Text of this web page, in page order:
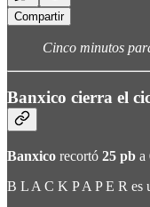
Compartir
Cinco minutos
Banxico cierra el
Banxico recortó 25 pb a
B L A C K P A P E R es